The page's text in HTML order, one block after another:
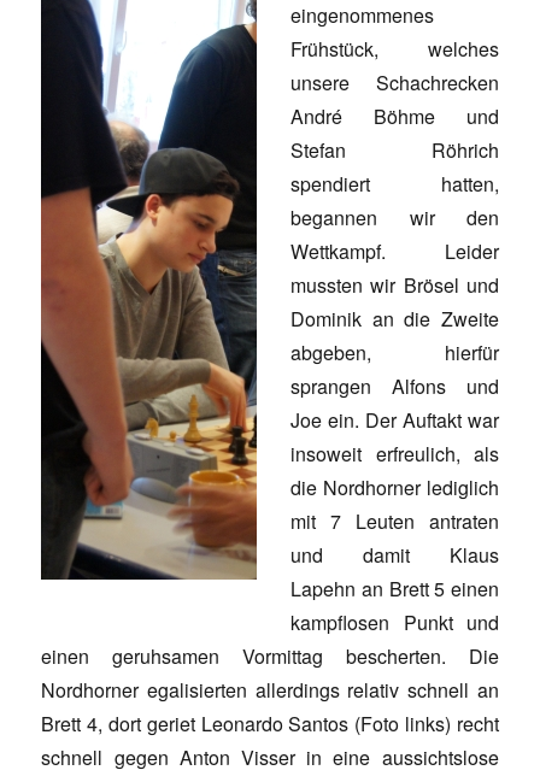
eingenommenes
Frühstück, welches
unsere Schachrecken
André Böhme und
Stefan Röhrich
spendiert hatten,
begannen wir den
Wettkampf. Leider
mussten wir Brösel und
Dominik an die Zweite
abgeben, hierfür
sprangen Alfons und
Joe ein. Der Auftakt war
insoweit erfreulich, als
die Nordhorner lediglich
mit 7 Leuten antraten
und damit Klaus
Lapehn an Brett 5 einen
kampflosen Punkt und
einen geruhsamen Vormittag bescherten. Die
Nordhorner egalisierten allerdings relativ schnell an
Brett 4, dort geriet Leonardo Santos (Foto links) recht
schnell gegen Anton Visser in eine aussichtslose